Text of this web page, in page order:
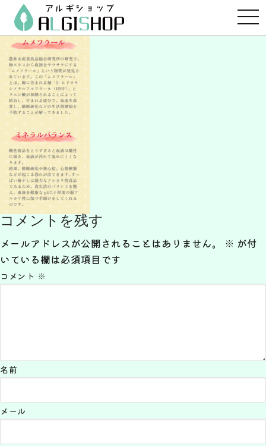
テ
ン
ツ
ス
プ
コメントを残す
メールアドレスが公開されることはありません。 ※ が付
いている欄は必須項目です
コメント ※
名前
メール